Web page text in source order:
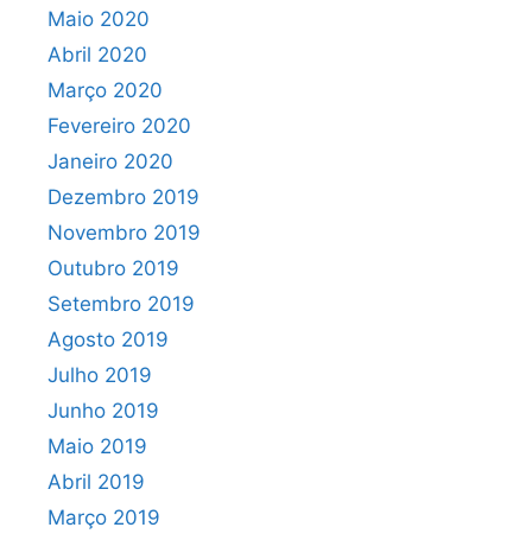
Maio 2020
Abril 2020
Março 2020
Fevereiro 2020
Janeiro 2020
Dezembro 2019
Novembro 2019
Outubro 2019
Setembro 2019
Agosto 2019
Julho 2019
Junho 2019
Maio 2019
Abril 2019
Março 2019